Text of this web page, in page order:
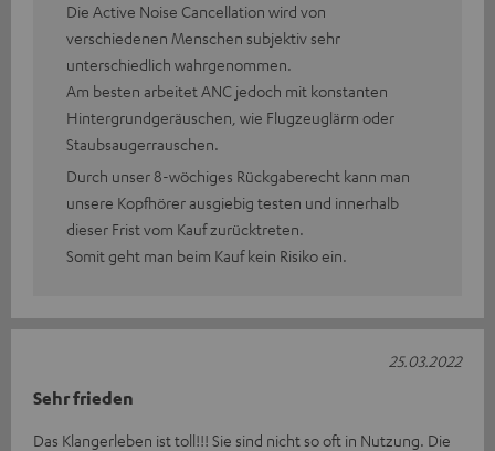
Die Active Noise Cancellation wird von
verschiedenen Menschen subjektiv sehr
unterschiedlich wahrgenommen.
Am besten arbeitet ANC jedoch mit konstanten
Hintergrundgeräuschen, wie Flugzeuglärm oder
Staubsaugerrauschen.
Durch unser 8-wöchiges Rückgaberecht kann man
unsere Kopfhörer ausgiebig testen und innerhalb
dieser Frist vom Kauf zurücktreten.
Somit geht man beim Kauf kein Risiko ein.
Sehr frieden
Das Klangerleben ist toll!!! Sie sind nicht so oft in Nutzung. Die
25.03.2022